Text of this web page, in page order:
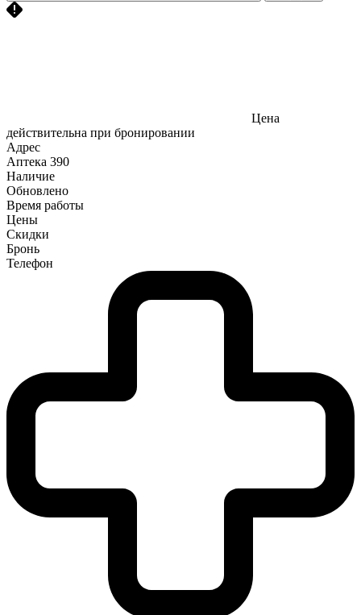
Цена
действительна при бронировании
Адрес
Аптека 390
Наличие
Обновлено
Время работы
Цены
Скидки
Бронь
Телефон